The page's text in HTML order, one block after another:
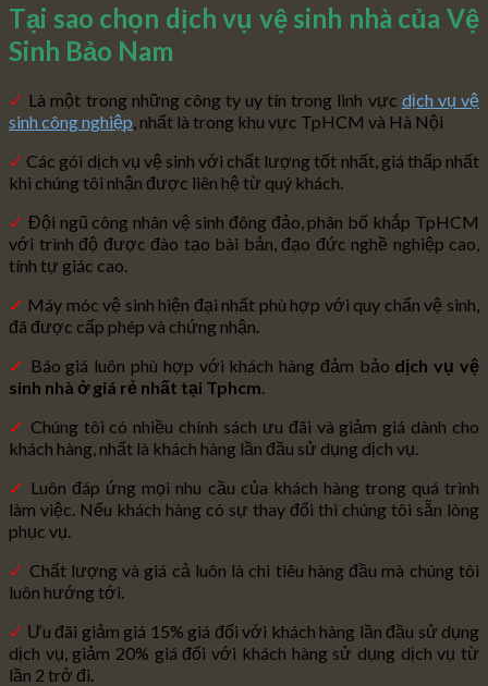
Tại sao chọn dịch vụ vệ sinh nhà của Vệ
Sinh Bảo Nam
✓ Là một trong những công ty uy tín trong linh vực dịch vụ vệ
sinh công nghiệp, nhất là trong khu vực TpHCM và Hà Nội
✓ Các gói dịch vụ vệ sinh với chất lượng tốt nhất, giá thấp nhất
khi chúng tôi nhận được liên hệ từ quý khách.
✓ Đội ngũ công nhân vệ sinh đông đảo, phân bố khắp TpHCM
với trình độ được đào tạo bài bản, đạo đức nghề nghiệp cao,
tính tự giác cao.
✓ Máy móc vệ sinh hiện đại nhất phù hợp với quy chẩn vệ sinh,
đã được cấp phép và chứng nhận.
✓ Báo giá luôn phù hợp với khách hàng đảm bảo dịch vụ vệ
sinh nhà ở giá rẻ nhất tại Tphcm.
✓ Chúng tôi có nhiều chính sách ưu đãi và giảm giá dành cho
khách hàng, nhất là khách hàng lần đầu sử dụng dịch vụ.
✓ Luôn đáp ứng mọi nhu cầu của khách hàng trong quá trình
làm việc. Nếu khách hàng có sự thay đổi thì chúng tôi sẵn lòng
phục vụ.
✓ Chất lượng và giá cả luôn là chi tiêu hàng đầu mà chúng tôi
luôn hướng tới.
✓ Ưu đãi giảm giá 15% giá đối với khách hàng lần đầu sử dụng
dịch vụ, giảm 20% giá đối với khách hàng sử dụng dịch vụ từ
lần 2 trở đi.